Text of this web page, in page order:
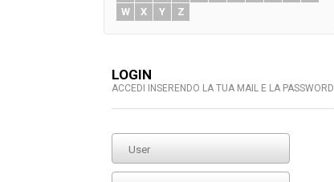
W
X Y Z
LOGIN
ACCEDI INSERENDO LA TUA MAIL E LA PASSWORD